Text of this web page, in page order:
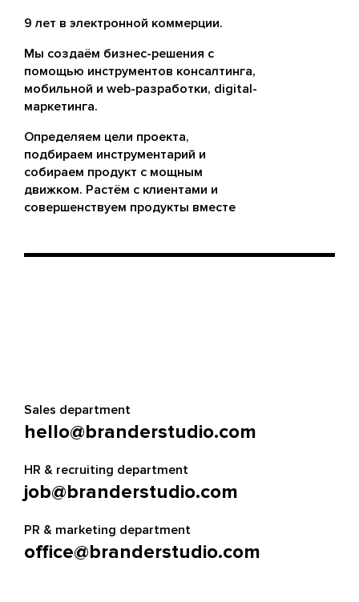
9 лет в электронной коммерции.
Мы создаём бизнес-решения с
помощью инструментов консалтинга,
мобильной и web-разработки, digital-
маркетинга.
Определяем цели проекта,
подбираем инструментарий и
собираем продукт с мощным
движком. Растём с клиентами и
совершенствуем продукты вместе
Sales department
hello@branderstudio.com
HR & recruiting department
job@branderstudio.com
PR & marketing department
office@branderstudio.com